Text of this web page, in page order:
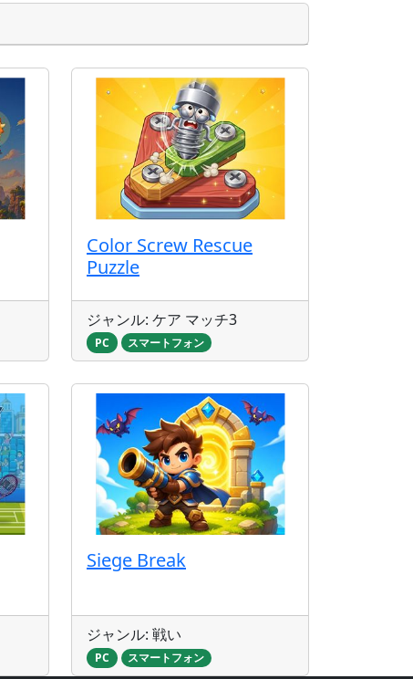
Color Screw Rescue
Puzzle
ジャンル: ケア マッチ3
PC スマートフォン
Siege Break
ジャンル: 戦い
PC スマートフォン